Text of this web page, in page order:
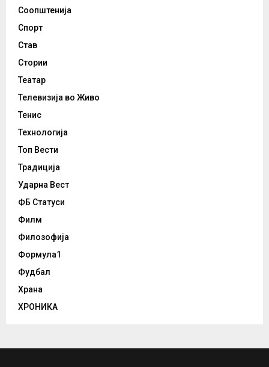
Соопштенија
Спорт
Став
Стории
Театар
Телевизија во Живо
Тенис
Технологија
Топ Вести
Традиција
Ударна Вест
ФБ Статуси
Филм
Филозофија
Формула1
Фудбал
Храна
ХРОНИКА